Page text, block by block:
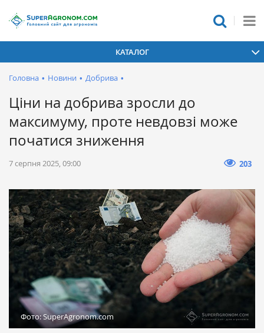
КАТАЛОГ
Головна • Новини • Добрива •
Ціни на добрива зросли до
максимуму, проте невдовзі може
початися зниження
7 серпня 2025, 09:00 203
Фото: SuperAgronom.com